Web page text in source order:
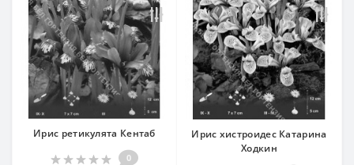
Ирис ретикулята Кентаб
0
Ирис хистроидес Катарина
Ходкин